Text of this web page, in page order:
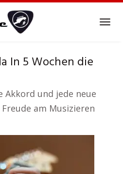
In 5 Wochen die
Akkord und jede neue
am Musizieren